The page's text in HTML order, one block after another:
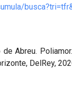
umula/
de Abreu.
DelRey,